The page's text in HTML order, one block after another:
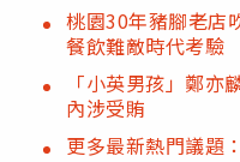
桃園30年豬腳老
餐飲難敵時代考驗
「小英男孩」鄭
內涉受賄
更多最新熱門議題